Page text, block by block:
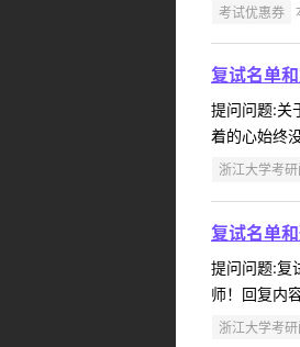
考试优惠券
复试名单
提问问题:关
着的心始终
浙江大学考
复试名单
提问问题:复
师！回复内
浙江大学考